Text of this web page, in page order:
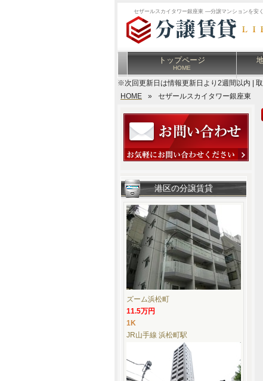
セザールスカイタワー銀座東 ―分譲マンションを安
トップページ
HOME
※次回更新日は情報更新日より2週間以内 |
HOME
» セザールスカイタワー銀座東
港区の分譲賃貸
ズーム浜松町
11.5万円
1K
JR山手線 浜松町駅